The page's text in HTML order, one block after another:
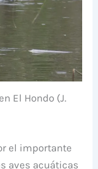
El Hondo (J.
el importante
aves acuáticas